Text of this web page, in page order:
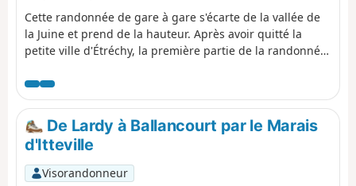
Cette randonnée de gare à gare s'écarte de la vallée de
la Juine et prend de la hauteur. Après avoir quitté la
petite ville d'Étréchy, la première partie de la randonnée
partir du village de Mauchamps, le parcours est plus
diversifié et se déroule en partie en forêt. Plusieurs
belles églises sont au rendez-vous, à Étréchy,
Mauchamps et Torfou, sans compter la superbe église
de Saint-Sulpice-de-Favières pour laquelle un diverticule
est proposé.
De Lardy à Ballancourt par le Marais
d'Itteville
Visorandonneur